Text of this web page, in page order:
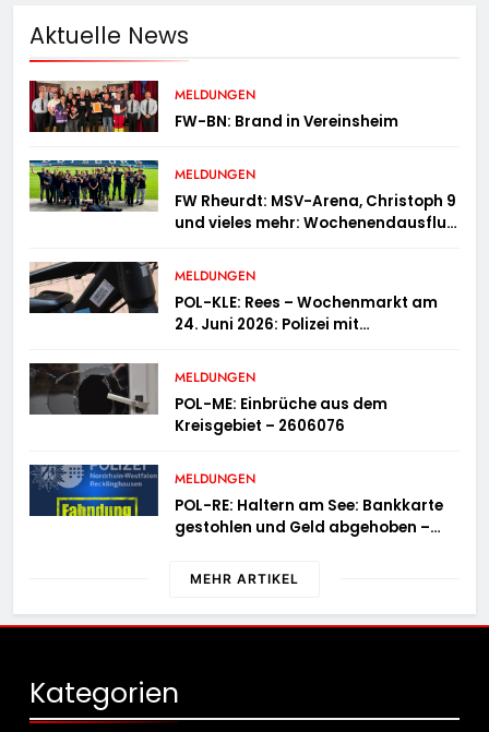
Aktuelle News
MELDUNGEN
FW-BN: Brand in Vereinsheim
MELDUNGEN
FW Rheurdt: MSV-Arena, Christoph 9
und vieles mehr: Wochenendausflug
MELDUNGEN
POL-KLE: Rees – Wochenmarkt am
24. Juni 2026: Polizei mit
Fahrradcodierung möglich
MELDUNGEN
POL-ME: Einbrüche aus dem
Kreisgebiet – 2606076
MELDUNGEN
POL-RE: Haltern am See: Bankkarte
gestohlen und Geld abgehoben –
MEHR ARTIKEL
Kategorien